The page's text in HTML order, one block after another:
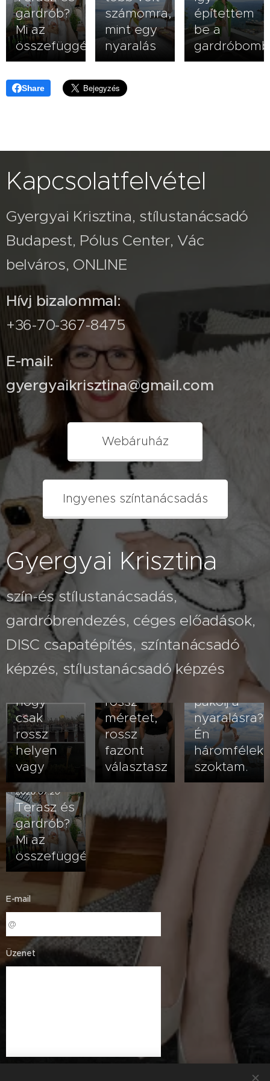
gardrób?
Mi az
összefüggés?
számomra,
mint egy
nyaralás
építettem
be a
Share
Kapcsolatfelvétel
Gyergyai Krisztina, stílustanácsadó
Budapest, Pólus Center, Vác
belváros, ONLINE
Hívj bizalommal:
+36-70-367-8475
E-mail:
gyergyaikrisztina@gmail.com
Webáruház
Ingyenes színtanácsadás
Gyergyai Krisztina
szín-és stílustanácsadás,
gardróbrendezés, céges előadások,
DISC csapatépítés, színtanácsadó
képzés, stílustanácsadó képzés
2026.08.03
Nem
veled van
hogy
csak
rossz
helyen
vagy
2026.07.26
A fehér
nadrág
kövérít –
rossz
méretet,
rossz
fazont
választasz
2026.07.23
Hogyan
pakolj a
nyaralásra?
Én
szoktam.
2026.07.20
Terasz és
gardrób?
Mi az
összefüggés?
E-mail
Üzenet